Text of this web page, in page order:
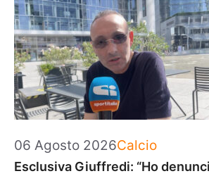
06 Agosto 2026Categorie
Calcio
Esclusiva Giuffredi: “Ho